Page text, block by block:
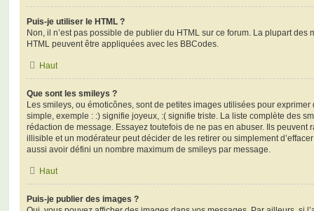
Puis-je utiliser le HTML ?
Non, il n’est pas possible de publier du HTML sur ce forum. La plupart des
HTML peuvent être appliquées avec les BBCodes.
Haut
Que sont les smileys ?
Les smileys, ou émoticônes, sont de petites images utilisées pour
simple, exemple : :) signifie joyeux, :( signifie triste. La liste complète des
rédaction de message. Essayez toutefois de ne pas en abuser. Ils peuvent
illisible et un modérateur peut décider de les retirer ou simplement
aussi avoir défini un nombre maximum de smileys par message.
Haut
Puis-je publier des images ?